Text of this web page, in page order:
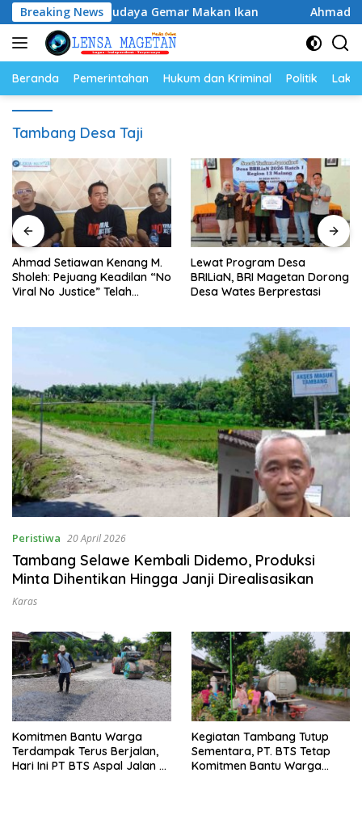
Langsung
ke
konten
Breaking News
Budaya Gemar Makan Ikan Ahmad
Beranda Pemerintahan Hukum dan Kriminal Politik
Tambang Desa Taji
Ahmad Setiawan Kenang M.
Sholeh: Pejuang Keadilan “No
Viral No Justice” Telah
Lewat Program Desa
BRILiaN, BRI Magetan Dorong
Desa Wates Berprestasi
Peristiwa 20 April 2026
Tambang Selawe Kembali Didemo, Produksi
Minta Dihentikan Hingga Janji Direalisasikan
Karas
Komitmen Bantu Warga
Terdampak Terus Berjalan,
Hari Ini PT BTS Aspal Jalan di
Kegiatan Tambang Tutup
Sementara, PT. BTS Tetap
Komitmen Bantu Warga